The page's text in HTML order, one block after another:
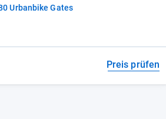
Urbanbike Gates
Preis prüfen